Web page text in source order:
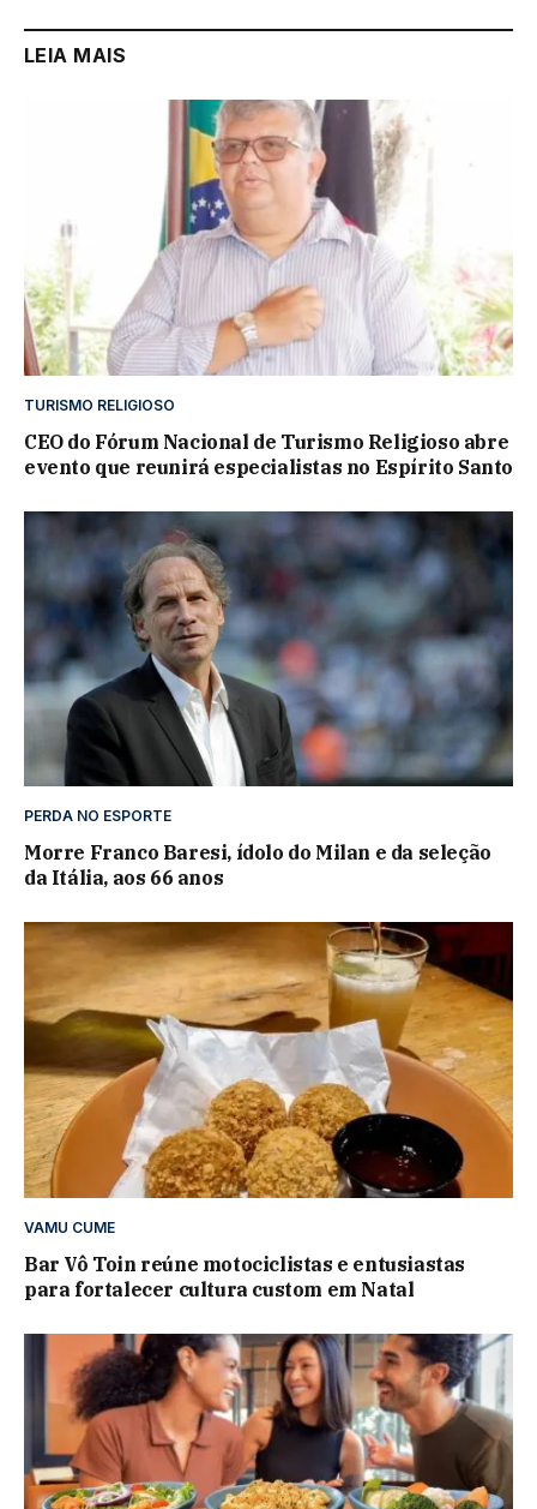
LEIA MAIS
TURISMO RELIGIOSO
CEO do Fórum Nacional de Turismo Religioso abre
evento que reunirá especialistas no Espírito Santo
PERDA NO ESPORTE
Morre Franco Baresi, ídolo do Milan e da seleção
da Itália, aos 66 anos
VAMU CUME
Bar Vô Toin reúne motociclistas e entusiastas
para fortalecer cultura custom em Natal